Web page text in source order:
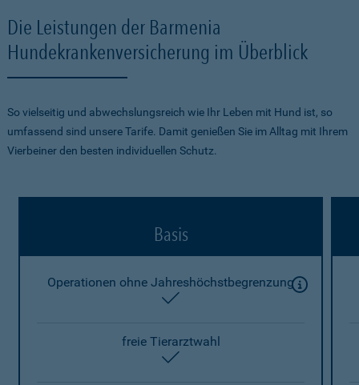
Die Leistungen der Barmenia
Hundekrankenversicherung im Überblick
So vielseitig und abwechslungsreich wie Ihr Leben mit Hund ist, so
umfassend sind unsere Tarife. Damit genießen Sie im Alltag mit Ihrem
Vierbeiner den besten individuellen Schutz.
Basis
Operationen ohne Jahreshöchstbegrenzung
freie Tierarztwahl